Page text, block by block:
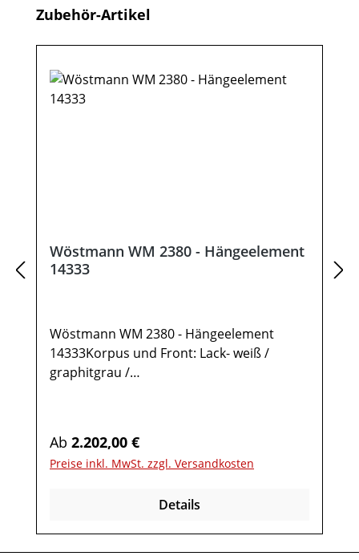
Produktgalerie überspringen
Zubehör-Artikel
Wöstmann WM 2380 - Hängeelement
14333
Wöstmann WM 2380 - Hängeelement
14333Korpus und Front: Lack- weiß /
graphitgrau /
H 136,3 / T 37,11x Hängeelement 143331
Tür links in Lack mit Glaseinsatz 2 Türen in
Glaseinsatz Optional:Rückwand-
Regulärer Preis:
Ab 2.202,00 €
Preise inkl. MwSt. zzgl. Versandkosten
Details